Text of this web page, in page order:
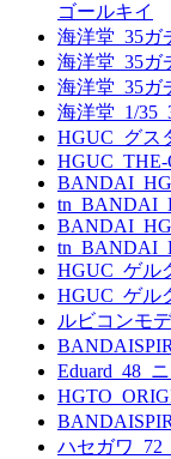
ゴールキイ
海洋堂_35ガ
海洋堂_35ガ
海洋堂_35ガ
海洋堂_1/
HGUC_グス
HGUC_THE-
HGUC_ゲル
HGUC_ゲル
ルビコンモ
Eduard_48_
ハセガワ